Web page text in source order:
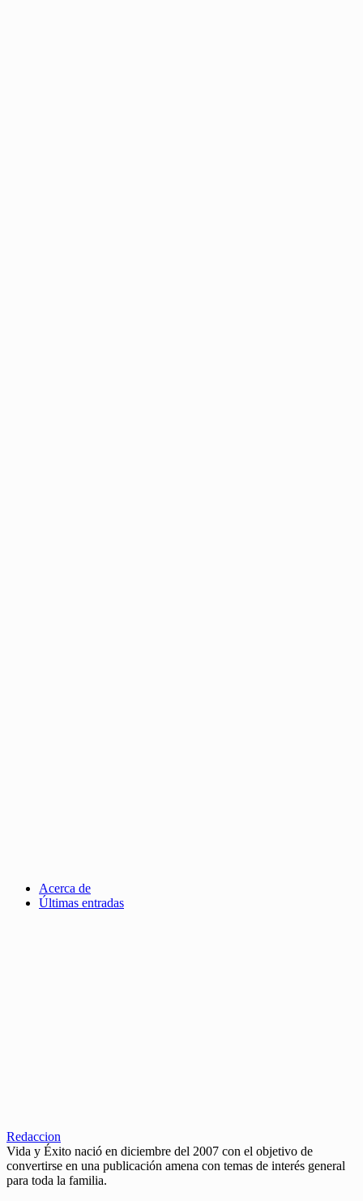
Acerca de
Últimas entradas
Redaccion
Vida y Éxito nació en diciembre del 2007 con el objetivo de
convertirse en una publicación amena con temas de interés general
para toda la familia.